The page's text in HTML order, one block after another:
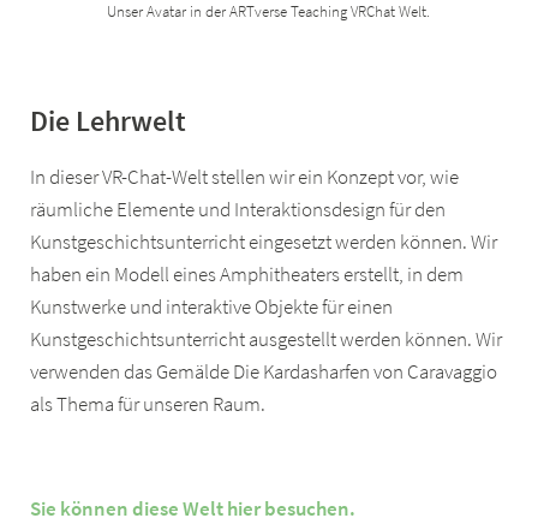
Unser Avatar in der ARTverse Teaching VRChat Welt.
Die Lehrwelt
In dieser VR-Chat-Welt stellen wir ein Konzept vor, wie
räumliche Elemente und Interaktionsdesign für den
Kunstgeschichtsunterricht eingesetzt werden können. Wir
haben ein Modell eines Amphitheaters erstellt, in dem
Kunstwerke und interaktive Objekte für einen
Kunstgeschichtsunterricht ausgestellt werden können. Wir
verwenden das Gemälde Die Kardasharfen von Caravaggio
als Thema für unseren Raum.
Sie können diese Welt hier besuchen.